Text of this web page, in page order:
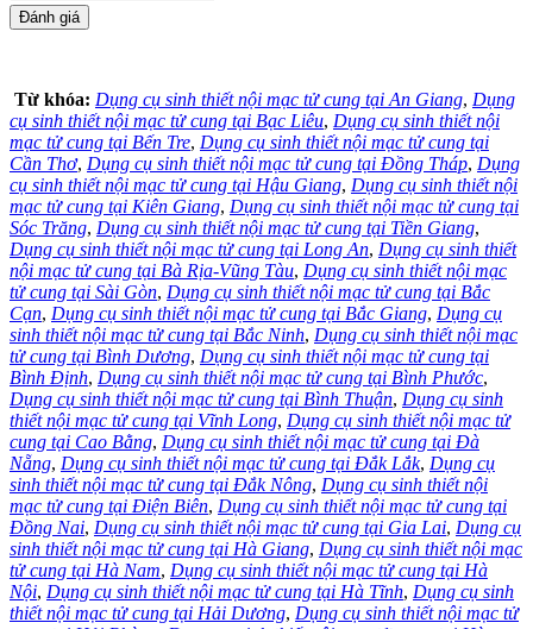
Từ khóa: Dụng cụ sinh thiết nội mạc tử cung tại An Giang, Dụng
cụ sinh thiết nội mạc tử cung tại Bạc Liêu, Dụng cụ sinh thiết nội
mạc tử cung tại Bến Tre, Dụng cụ sinh thiết nội mạc tử cung tại
Cần Thơ, Dụng cụ sinh thiết nội mạc tử cung tại Đồng Tháp, Dụng
cụ sinh thiết nội mạc tử cung tại Hậu Giang, Dụng cụ sinh thiết nội
mạc tử cung tại Kiên Giang, Dụng cụ sinh thiết nội mạc tử cung tại
Sóc Trăng, Dụng cụ sinh thiết nội mạc tử cung tại Tiền Giang,
Dụng cụ sinh thiết nội mạc tử cung tại Long An, Dụng cụ sinh thiết
nội mạc tử cung tại Bà Rịa-Vũng Tàu, Dụng cụ sinh thiết nội mạc
tử cung tại Sài Gòn, Dụng cụ sinh thiết nội mạc tử cung tại Bắc
Cạn, Dụng cụ sinh thiết nội mạc tử cung tại Bắc Giang, Dụng cụ
sinh thiết nội mạc tử cung tại Bắc Ninh, Dụng cụ sinh thiết nội mạc
tử cung tại Bình Dương, Dụng cụ sinh thiết nội mạc tử cung tại
Bình Định, Dụng cụ sinh thiết nội mạc tử cung tại Bình Phước,
Dụng cụ sinh thiết nội mạc tử cung tại Bình Thuận, Dụng cụ sinh
thiết nội mạc tử cung tại Vĩnh Long, Dụng cụ sinh thiết nội mạc tử
cung tại Cao Bằng, Dụng cụ sinh thiết nội mạc tử cung tại Đà
Nẵng, Dụng cụ sinh thiết nội mạc tử cung tại Đắk Lắk, Dụng cụ
sinh thiết nội mạc tử cung tại Đắk Nông, Dụng cụ sinh thiết nội
mạc tử cung tại Điện Biên, Dụng cụ sinh thiết nội mạc tử cung tại
Đồng Nai, Dụng cụ sinh thiết nội mạc tử cung tại Gia Lai, Dụng cụ
sinh thiết nội mạc tử cung tại Hà Giang, Dụng cụ sinh thiết nội mạc
tử cung tại Hà Nam, Dụng cụ sinh thiết nội mạc tử cung tại Hà
Nội, Dụng cụ sinh thiết nội mạc tử cung tại Hà Tĩnh, Dụng cụ sinh
thiết nội mạc tử cung tại Hải Dương, Dụng cụ sinh thiết nội mạc tử